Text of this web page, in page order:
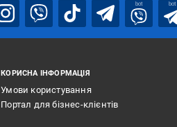
bot bot
КОРИСНА ІНФОРМАЦІЯ
Умови користування
Портал для бізнес-клієнтів